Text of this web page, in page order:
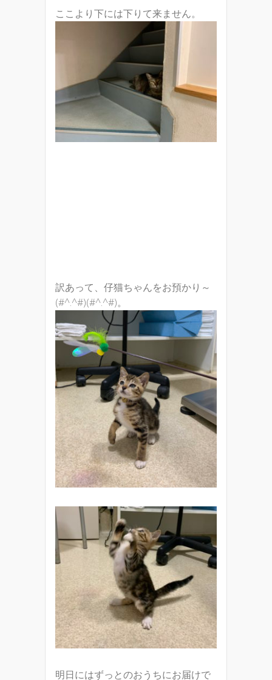
ここより下には下りて来ません。
訳あって、仔猫ちゃんをお預かり～
(#^.^#)(#^.^#)。
明日にはずっとのおうちにお届けで